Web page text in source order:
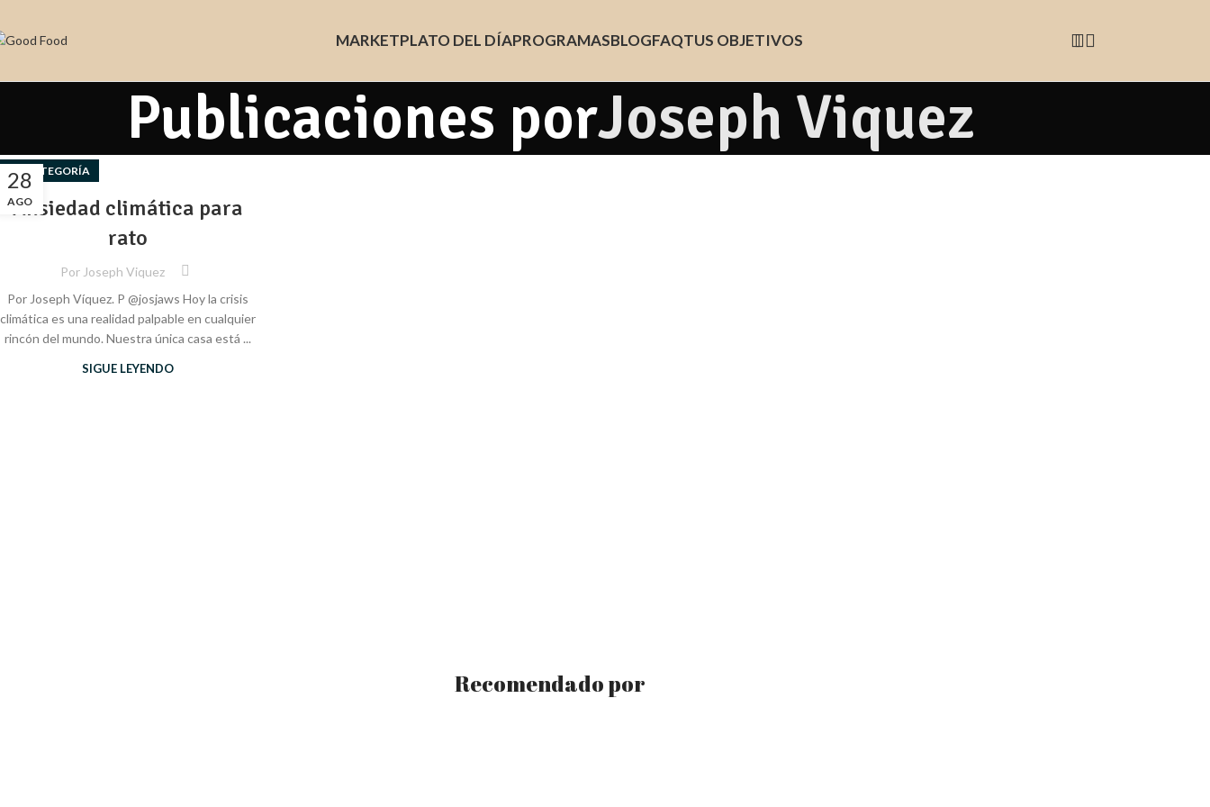
MARKETPLATO DEL DÍAPROGRAMASBLOGFAQTUS OBJETIVOS
Publicaciones porJoseph Viquez
28
AGO
SIN CATEGORÍA
Ansiedad climática para
rato
Por Joseph Viquez
Por Joseph Víquez. P @josjaws Hoy la crisis
climática es una realidad palpable en cualquier
rincón del mundo. Nuestra única casa está ...
SIGUE LEYENDO
Recomendado por